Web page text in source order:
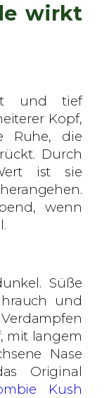
wirkt
und tief
Kopf,
Ruhe, die
Durch
ist sie
wenn
Süße
und
mit langem
Nase
Original
Kush